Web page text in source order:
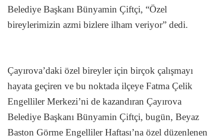
Belediye Başkanı Bünyamin Çiftçi, “Özel
bireylerimizin azmi bizlere ilham veriyor” dedi.
Çayırova’daki özel bireyler için birçok çalışmayı
hayata geçiren ve bu noktada ilçeye Fatma Çelik
Engelliler Merkezi’ni de kazandıran Çayırova
Belediye Başkanı Bünyamin Çiftçi, bugün, Beyaz
Baston Görme Engelliler Haftası’na özel düzenlenen